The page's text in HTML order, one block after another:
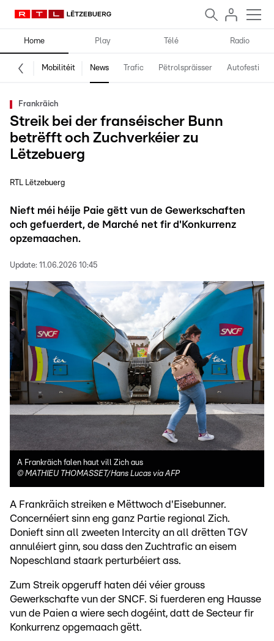
Home Play Télé Radio
Mobilitéit News Trafic Pëtrolspräisser Autofestival
Frankräich
Streik bei der franséischer Bunn
betrëfft och Zuchverkéier zu
Lëtzebuerg
RTL Lëtzebuerg
Nieft méi héije Paie gëtt vun de Gewerkschaften
och gefuerdert, de Marché net fir d'Konkurrenz
opzemaachen.
Update: 11.06.2026 10:45
A Frankräich falen haut vill Zich aus
© MATHIEU THOMASSET/Hans Lucas via AFP
A Frankräich streiken e Mëttwoch d'Eisebunner.
Concernéiert sinn eng ganz Partie regional Zich.
Donieft sinn all zweeten Intercity an all drëtten TGV
annuléiert ginn, sou dass den Zuchtrafic an eisem
Nopeschland staark perturbéiert ass.
Zum Streik opgeruff haten déi véier grouss
Gewerkschafte vun der SNCF. Si fuerderen eng Hausse
vun de Paien a wiere sech dogéint, datt de Secteur fir
Konkurrenz opgemaach gëtt.